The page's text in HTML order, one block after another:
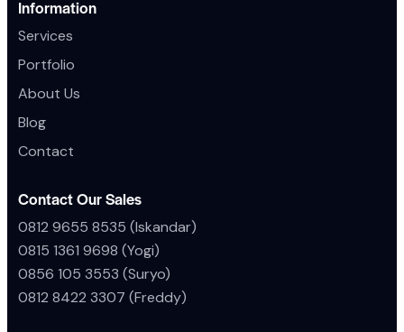
Information
Services
Portfolio
About Us
Blog
Contact
Contact Our Sales
0812 9655 8535 (Iskandar)
0815 1361 9698 (Yogi)
0856 105 3553 (Suryo)
0812 8422 3307 (Freddy)